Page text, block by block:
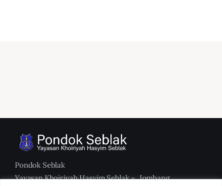
Pondok Seblak
Yayasan Khoiriyah Hasyim Seblak – Jombang